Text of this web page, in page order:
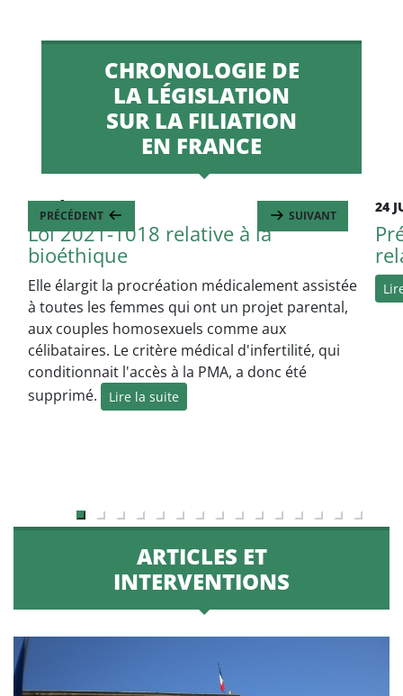
CHRONOLOGIE DE
LA LÉGISLATION
SUR LA FILIATION
EN FRANCE
PRÉCÉDENT
2 AOÛT 2021
Loi 2021-1018 relative à la
bioéthique
Elle élargit la procréation médicalement assistée
à toutes les femmes qui ont un projet parental,
aux couples homosexuels comme aux
célibataires. Le critère médical d'infertilité, qui
conditionnait l'accès à la PMA, a donc été
supprimé.
Lire la suite
24
SUIVANT
ARTICLES ET
INTERVENTIONS